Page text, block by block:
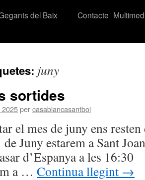
del Baix
Contacte
juny
sortides
2025percasablancasantboi
el mes de juny ens
Juny estarem a Sant
d’Espanya a les
a … Continua llegint →